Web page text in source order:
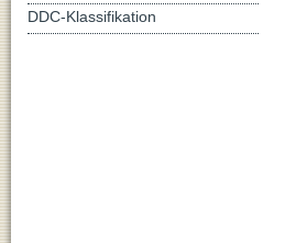
DDC-Klassifikation